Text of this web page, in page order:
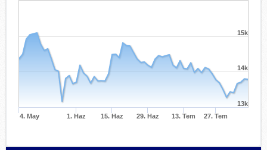
4. May 1. Haz 15. Haz 29. Haz 13. Tem 27. Tem
13k
14k
15k